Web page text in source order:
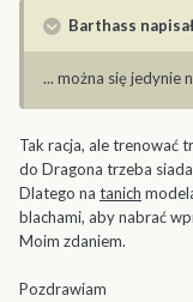
Barthass
... można się jedynie
Tak racja, ale trenować
do Dragona trzeba
Dlatego na tanich
blachami, aby nabrać
Moim zdaniem.
Pozdrawiam